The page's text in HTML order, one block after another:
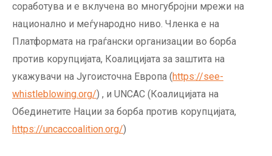
соработува и е вклучена во многубројни мрежи на
национално и меѓународно ниво. Членка е на
Платформата на граѓански организации во борба
против корупцијата, Коалицијата за заштита на
укажувачи на Југоисточна Европа (https://see-
whistleblowing.org/) , и UNCAC (Коалицијата на
Обединетите Нации за борба против корупцијата,
https://uncaccoalition.org/)